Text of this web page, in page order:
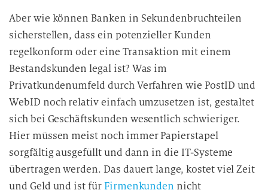
r
a
r
b
e
i
u
n
g
Aber wie können Banken in Sekundenbruchteilen
sicherstellen, dass ein potenzieller Kunden
regelkonform oder eine Transaktion mit einem
Bestandskunden legal ist? Was im
Privatkundenumfeld durch Verfahren wie PostID und
WebID noch relativ einfach umzusetzen ist, gestaltet
sich bei Geschäftskunden wesentlich schwieriger.
Hier müssen meist noch immer Papierstapel
sorgfältig ausgefüllt und dann in die IT-Systeme
übertragen werden. Das dauert lange, kostet viel Zeit
und Geld und ist fürFirmenkunden nicht